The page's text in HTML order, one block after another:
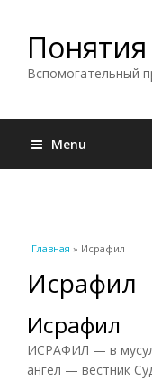
Вспомогательный
Menu
Вы здесь
Главная » Исрафил
Исрафил
Исрафил
ИСРАФИЛ — в
ангел — вестник